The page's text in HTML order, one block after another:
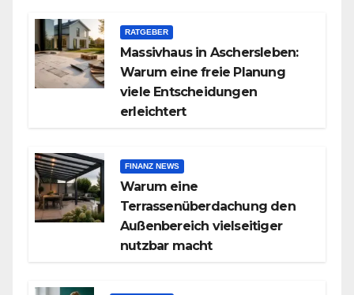
RATGEBER
Massivhaus in Aschersleben:
Warum eine freie Planung
viele Entscheidungen
erleichtert
FINANZ NEWS
Warum eine
Terrassenüberdachung den
Außenbereich vielseitiger
nutzbar macht